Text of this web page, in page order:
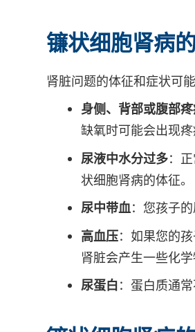
镰状细胞肾病
肾脏问题的体征和症状可能
身侧、背部或腹部
缺氧时可能会出现
尿液中水分过多：
状细胞肾病的体征。
尿中带血：您孩子
高血压：如果您的
肾脏会产生一些化
尿蛋白：蛋白质通